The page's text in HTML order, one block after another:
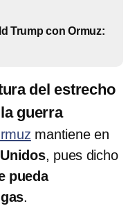
Trump con Ormuz:
del estrecho
guerra
mantiene en
, pues dicho
pueda
.